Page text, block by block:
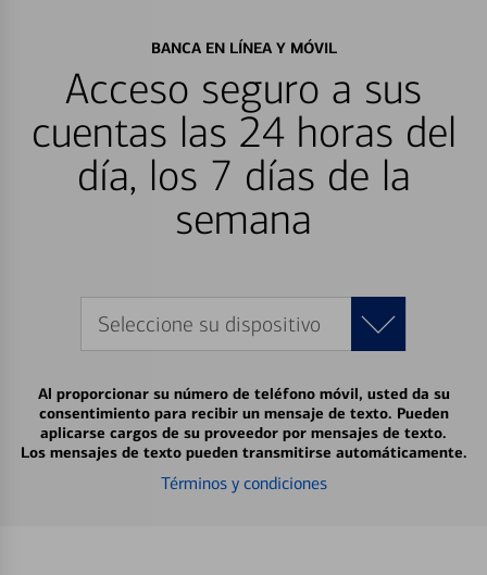
BANCA EN LÍNEA Y MÓVIL
Acceso seguro a sus
cuentas las 24 horas del
día, los 7 días de la
semana
Seleccione su dispositivo
Al proporcionar su número de teléfono móvil, usted da su
consentimiento para recibir un mensaje de texto. Pueden
aplicarse cargos de su proveedor por mensajes de texto.
Los mensajes de texto pueden transmitirse automáticamente.
Términos y condiciones